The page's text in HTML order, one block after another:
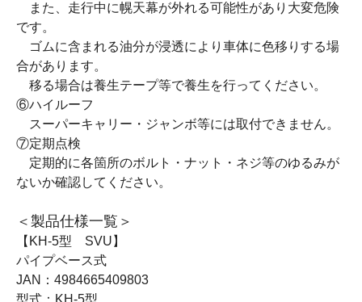
また、走行中に幌天幕が外れる可能性があり大変危険
です。
ゴムに含まれる油分が浸透により車体に色移りする場
合があります。
移る場合は養生テープ等で養生を行ってください。
⑥ハイルーフ
スーパーキャリー・ジャンボ等には取付できません。
⑦定期点検
定期的に各箇所のボルト・ナット・ネジ等のゆるみが
ないか確認してください。
＜製品仕様一覧＞
【KH-5型 SVU】
パイプベース式
JAN：4984665409803
型式：KH-5型